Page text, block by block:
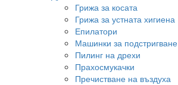
Грижа за косата
Грижа за устната хигиена
Епилатори
Машинки за подстригване
Пилинг на дрехи
Прахосмукачки
Пречистване на въздуха